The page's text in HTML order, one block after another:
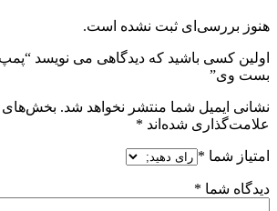
هنوز بررسی‌ای ثبت نشده است.
اولین کسی باشید که دیدگاهی می نویسد “پمپ
بست وی”
نشانی ایمیل شما منتشر نخواهد شد. بخش‌های
علامت‌گذاری شده‌اند *
امتیاز شما *
دیدگاه شما *